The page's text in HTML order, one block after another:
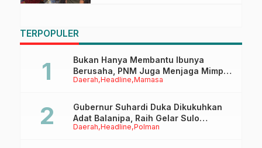
TERPOPULER
Daerah Headline Mamasa
Bukan Hanya Membantu Ibunya
Berusaha, PNM Juga Menjaga Mimpi
Anaknya Untuk Menggapai Cita-Cita
Daerah Headline Polman
Gubernur Suhardi Duka Dikukuhkan
Adat Balanipa, Raih Gelar Sulo
Tappidena